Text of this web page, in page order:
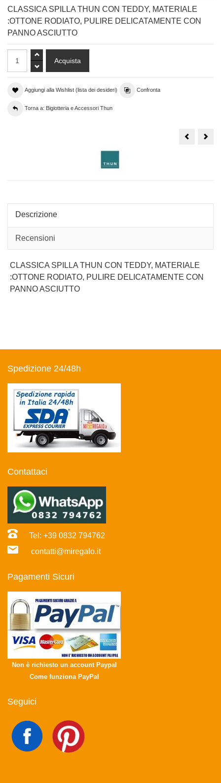
CLASSICA SPILLA THUN CON TEDDY, MATERIALE
:OTTONE RODIATO, PULIRE DELICATAMENTE CON
PANNO ASCIUTTO
Aggiungi alla Wishlist (lista dei desideri) Confronta
Torna a: Bigiotteria e Accessori Thun
ANELLO
Descrizione
Recensioni
CLASSICA SPILLA THUN CON TEDDY, MATERIALE
:OTTONE RODIATO, PULIRE DELICATAMENTE CON
PANNO ASCIUTTO
Spedizione 24/48h
Contattaci
Tel: +39 0832 794762
contatti@miregalo.it
Pagamenti Sicuri
Non è richiesto un account Paypal
Come funziona PayPal
Seguici